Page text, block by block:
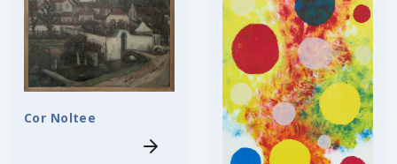
Cor Noltee